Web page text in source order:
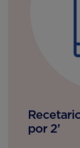
por 2’